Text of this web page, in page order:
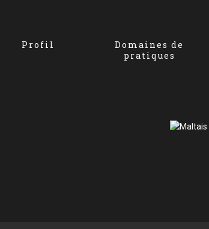
Profil
Domaines de
pratiques